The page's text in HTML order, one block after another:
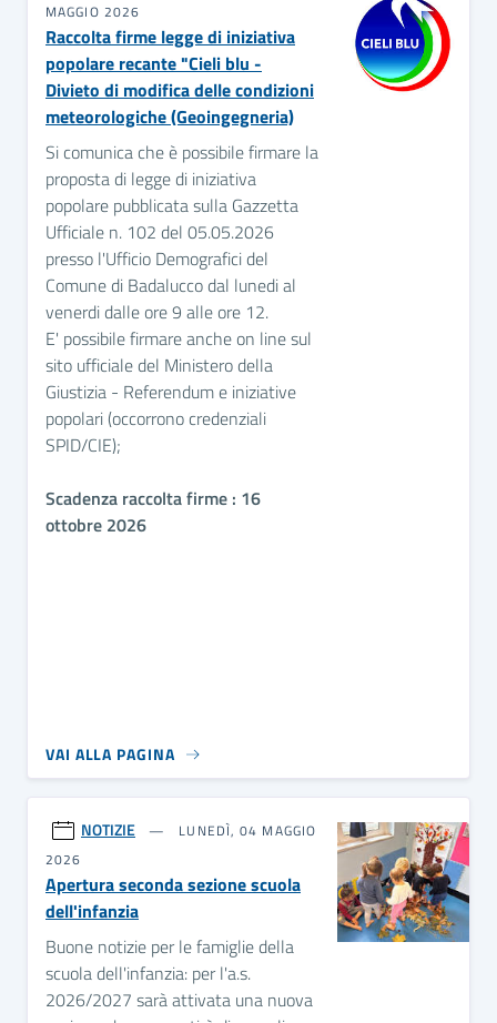
MAGGIO 2026
Raccolta firme legge di iniziativa
popolare recante "Cieli blu -
Divieto di modifica delle condizioni
meteorologiche (Geoingegneria)
Si comunica che è possibile firmare la
proposta di legge di iniziativa
popolare pubblicata sulla Gazzetta
Ufficiale n. 102 del 05.05.2026
presso l'Ufficio Demografici del
Comune di Badalucco dal lunedi al
venerdi dalle ore 9 alle ore 12.
E' possibile firmare anche on line sul
sito ufficiale del Ministero della
Giustizia - Referendum e iniziative
popolari (occorrono credenziali
SPID/CIE);
Scadenza raccolta firme : 16
ottobre 2026
VAI ALLA PAGINA
NOTIZIE
LUNEDÌ, 04 MAGGIO
2026
Apertura seconda sezione scuola
dell'infanzia
Buone notizie per le famiglie della
scuola dell'infanzia: per l'a.s.
2026/2027 sarà attivata una nuova